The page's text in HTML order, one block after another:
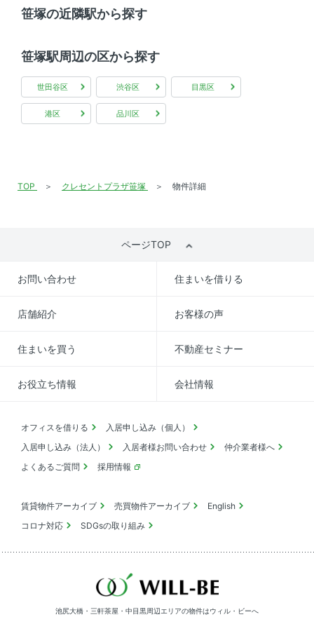
笹塚の近隣駅から探す
笹塚駅周辺の区から探す
世田谷区 渋谷区 目黒区
港区 品川区
TOP クレセントプラザ笹塚 物件詳細
ページTOP
お問い合わせ 住まいを借りる
店舗紹介 お客様の声
住まいを買う 不動産セミナー
お役立ち情報 会社情報
オフィスを借りる
入居申し込み（個人）
入居申し込み（法人）
入居者様お問い合わせ
仲介業者様へ
よくあるご質問
採用情報
賃貸物件アーカイブ 売買物件アーカイブ
English
コロナ対応
SDGsの取り組み
池尻大橋・三軒茶屋・中目黒周辺エリアの物件はウィル・ビーへ